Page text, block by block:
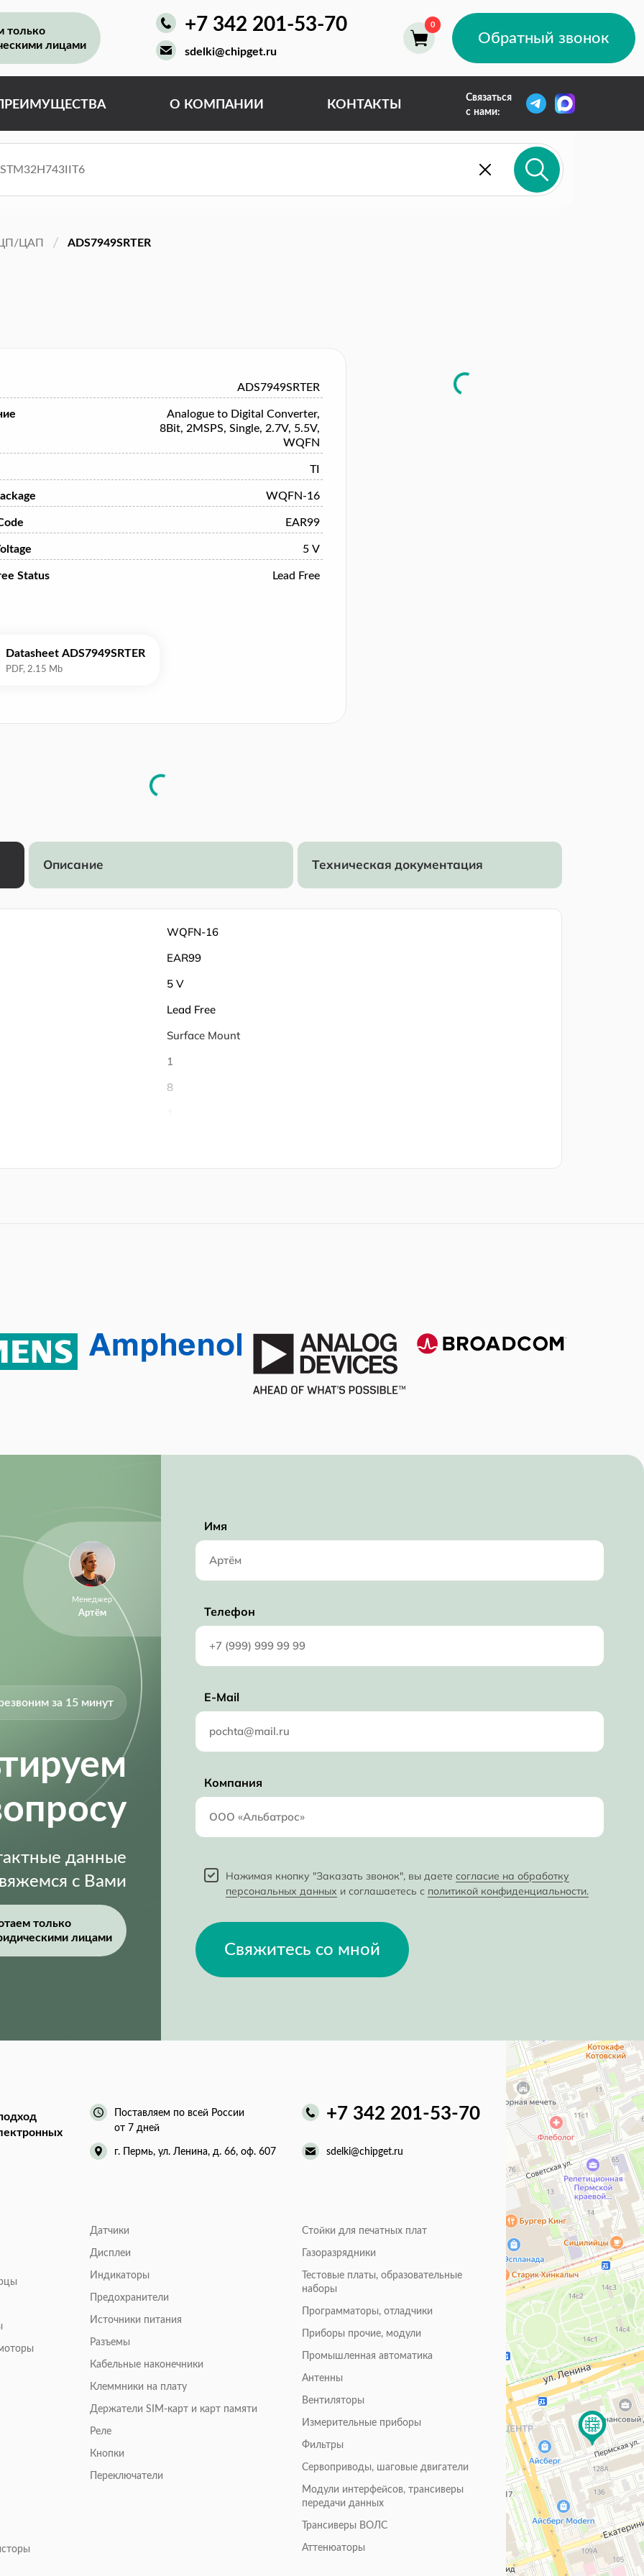
только
лицами
+7 342 201-53-70
sdelki@chipget.ru
Обратный звонок
О КОМПАНИИ КОНТАКТЫ
Связаться
с нами:
ЦАП ADS7949SRTER
ADS7949SRTER
Analogue to Digital Converter,
8Bit, 2MSPS, Single, 2.7V, 5.5V,
WQFN
TI
WQFN-16
EAR99
5 V
Status Lead Free
Datasheet ADS7949SRTER
Описание Техническая документация
WQFN-16
EAR99
5 V
Lead Free
Surface Mount
1
8
7.50 mW
2.70V (min)
Менеджер
Артём
за 15 минут
данные
с Вами
только
лицами
Имя
Телефон
E-Mail
Компания
Нажимая кнопку "Заказать звонок", вы даете согласие на обработку
персональных данных и соглашаетесь с политикой конфиденциальности.
Свяжитесь со мной
Поставляем по всей России
от 7 дней
+7 342 201-53-70
г. Пермь, ул. Ленина, д. 66, оф. 607 sdelki@chipget.ru
Датчики
Дисплеи
Индикаторы
Предохранители
Источники питания
Разъемы
Кабельные наконечники
Клеммники на плату
Держатели SIM-карт и карт памяти
Реле
Кнопки
Переключатели
Стойки для печатных плат
Газоразрядники
Тестовые платы, образовательные
наборы
Программаторы, отладчики
Приборы прочие, модули
Промышленная автоматика
Антенны
Вентиляторы
Измерительные приборы
Фильтры
Сервоприводы, шаговые двигатели
Модули интерфейсов, трансиверы
передачи данных
Трансиверы ВОЛС
Аттенюаторы